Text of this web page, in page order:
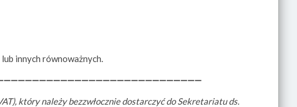
lub innych równoważnych.
który należy bezzwłocznie dostarczyć do Sekretariatu ds.